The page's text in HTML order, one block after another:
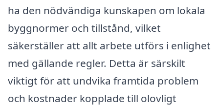
ha den nödvändiga kunskapen om lokala
byggnormer och tillstånd, vilket
säkerställer att allt arbete utförs i enlighet
med gällande regler. Detta är särskilt
viktigt för att undvika framtida problem
och kostnader kopplade till olovligt